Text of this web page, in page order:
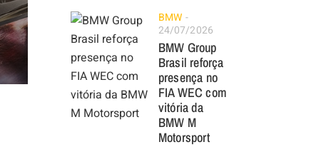
BMW
24/07/2026
BMW Group
Brasil reforça
presença no
FIA WEC com
vitória da
BMW M
Motorsport